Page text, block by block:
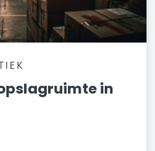
in